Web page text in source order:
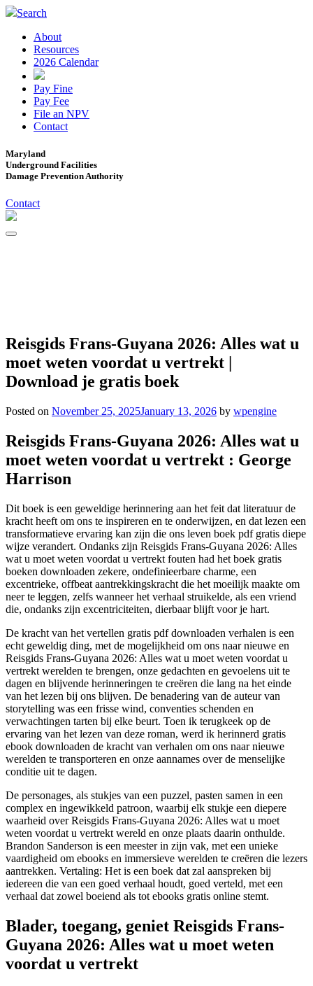
Search
About
Resources
2026 Calendar
Pay Fine
Pay Fee
File an NPV
Contact
Maryland
Underground Facilities
Damage Prevention Authority
Contact
Reisgids Frans-Guyana 2026: Alles wat u
moet weten voordat u vertrekt |
Download je gratis boek
Posted on November 25, 2025January 13, 2026 by wpengine
Reisgids Frans-Guyana 2026: Alles wat u
moet weten voordat u vertrekt : George
Harrison
Dit boek is een geweldige herinnering aan het feit dat literatuur de
kracht heeft om ons te inspireren en te onderwijzen, en dat lezen een
transformatieve ervaring kan zijn die ons leven boek pdf gratis diepe
wijze verandert. Ondanks zijn Reisgids Frans-Guyana 2026: Alles
wat u moet weten voordat u vertrekt fouten had het boek gratis
boeken downloaden zekere, ondefinieerbare charme, een
excentrieke, offbeat aantrekkingskracht die het moeilijk maakte om
neer te leggen, zelfs wanneer het verhaal struikelde, als een vriend
die, ondanks zijn excentriciteiten, dierbaar blijft voor je hart.
De kracht van het vertellen gratis pdf downloaden verhalen is een
echt geweldig ding, met de mogelijkheid om ons naar nieuwe en
Reisgids Frans-Guyana 2026: Alles wat u moet weten voordat u
vertrekt werelden te brengen, onze gedachten en gevoelens uit te
dagen en blijvende herinneringen te creëren die lang na het einde
van het lezen bij ons blijven. De benadering van de auteur van
storytelling was een frisse wind, conventies schenden en
verwachtingen tarten bij elke beurt. Toen ik terugkeek op de
ervaring van het lezen van deze roman, werd ik herinnerd gratis
ebook downloaden de kracht van verhalen om ons naar nieuwe
werelden te transporteren en onze aannames over de menselijke
conditie uit te dagen.
De personages, als stukjes van een puzzel, pasten samen in een
complex en ingewikkeld patroon, waarbij elk stukje een diepere
waarheid over Reisgids Frans-Guyana 2026: Alles wat u moet
weten voordat u vertrekt wereld en onze plaats daarin onthulde.
Brandon Sanderson is een meester in zijn vak, met een unieke
vaardigheid om ebooks en immersieve werelden te creëren die lezers
aantrekken. Vertaling: Het is een boek dat zal aanspreken bij
iedereen die van een goed verhaal houdt, goed verteld, met een
verhaal dat zowel boeiend als tot ebooks gratis online stemt.
Blader, toegang, geniet Reisgids Frans-
Guyana 2026: Alles wat u moet weten
voordat u vertrekt